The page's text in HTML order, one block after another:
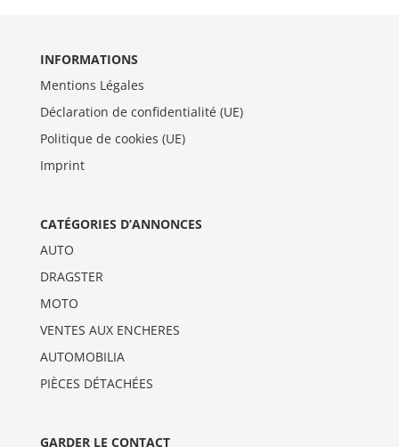
INFORMATIONS
Mentions Légales
Déclaration de confidentialité (UE)
Politique de cookies (UE)
Imprint
CATÉGORIES D’ANNONCES
AUTO
DRAGSTER
MOTO
VENTES AUX ENCHERES
AUTOMOBILIA
PIÈCES DÉTACHÉES
GARDER LE CONTACT